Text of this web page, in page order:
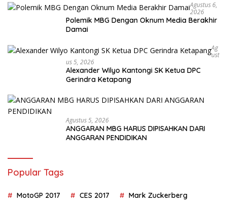
Agustus 6,
2026
Polemik MBG Dengan Oknum Media Berakhir
Damai
Ag
Ust
Us 5, 2026
Alexander Wilyo Kantongi SK Ketua DPC
Gerindra Ketapang
Agustus 5, 2026
ANGGARAN MBG HARUS DIPISAHKAN DARI
ANGGARAN PENDIDIKAN
Popular Tags
MotoGP 2017 CES 2017 Mark Zuckerberg